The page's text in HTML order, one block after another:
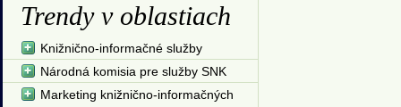
Trendy v oblastiach
Knižnično-informačné služby
Národná komisia pre služby SNK
Marketing knižnično-informačných